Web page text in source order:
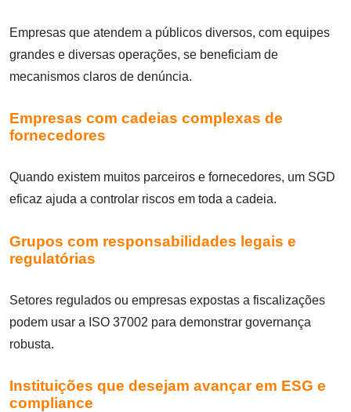
Empresas que atendem a públicos diversos, com equipes
grandes e diversas operações, se beneficiam de
mecanismos claros de denúncia.
Empresas com cadeias complexas de
fornecedores
Quando existem muitos parceiros e fornecedores, um SGD
eficaz ajuda a controlar riscos em toda a cadeia.
Grupos com responsabilidades legais e
regulatórias
Setores regulados ou empresas expostas a fiscalizações
podem usar a ISO 37002 para demonstrar governança
robusta.
Instituições que desejam avançar em ESG e
compliance